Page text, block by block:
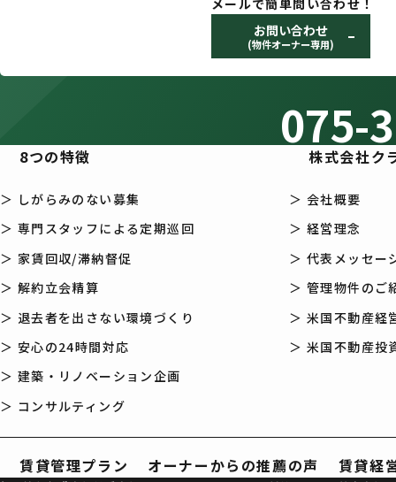
賃貸物件の募集、契約申込か
損害保険の及び共済の媒介、
お客様にとって有用と思われ
個人情報の利用目的第三者提供
当社はお客様の個人情報を次の
お客様の同意がある場合。
個人情報の利用する目的に該
人の生命、身体または財産等
障を及ぼす場合やお客様に同
弊社が保有する個人情報に関し
持、改善してまいります。
メールで簡単問い合わせ！
お問い合わせ
(物件オーナー専用)
075-
8つの特徴
＞ しがらみのない募集
＞ 専門スタッフによる定期巡回
＞ 家賃回収/滞納督促
＞ 解約立会精算
＞ 退去者を出さない環境づくり
＞ 安心の24時間対応
＞ 建築・リノベーション企画
＞ コンサルティング
株式会社ク
＞ 会社概要
＞ 経営理念
＞ 代表メッセー
＞ 管理物件のご
＞ 米国不動産経
＞ 米国不動産投
賃貸管理プラン オーナーからの推薦の声 賃貸経